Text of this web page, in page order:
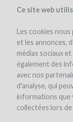
Ce site web
Les cookies
et les annonces,
médias sociaux
également des
avec nos
d'analyse, qui
informations que
collectées lors
le projet l'équipe